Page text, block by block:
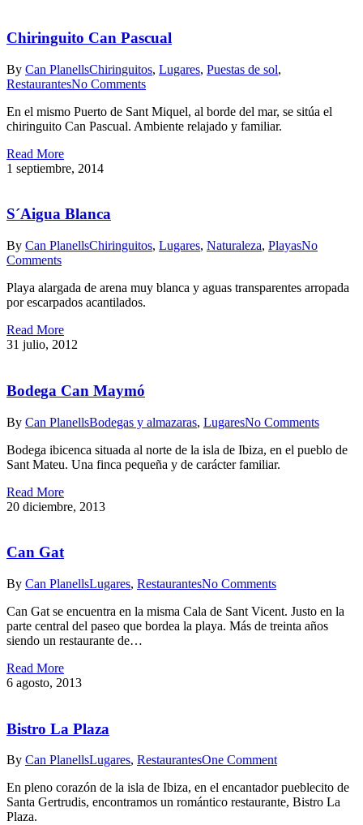
Chiringuito Can Pascual
By Can PlanellsChiringuitos, Lugares, Puestas de sol,
RestaurantesNo Comments
En el mismo Puerto de Sant Miquel, al borde del mar, se sitúa el
chiringuito Can Pascual. Ambiente relajado y familiar.
Read More
1 septiembre, 2014
S´Aigua Blanca
By Can PlanellsChiringuitos, Lugares, Naturaleza, PlayasNo
Comments
Playa alargada de arena muy blanca y aguas transparentes arropada
por escarpados acantilados.
Read More
31 julio, 2012
Bodega Can Maymó
By Can PlanellsBodegas y almazaras, LugaresNo Comments
Bodega ibicenca situada al norte de la isla de Ibiza, en el pueblo de
Sant Mateu. Una finca pequeña y de carácter familiar.
Read More
20 diciembre, 2013
Can Gat
By Can PlanellsLugares, RestaurantesNo Comments
Can Gat se encuentra en la misma Cala de Sant Vicent. Justo en la
parte central del paseo que bordea la playa. Más de treinta años
siendo un restaurante de…
Read More
6 agosto, 2013
Bistro La Plaza
By Can PlanellsLugares, RestaurantesOne Comment
En pleno corazón de la isla de Ibiza, en el encantador pueblecito de
Santa Gertrudis, encontramos un romántico restaurante, Bistro La
Plaza.